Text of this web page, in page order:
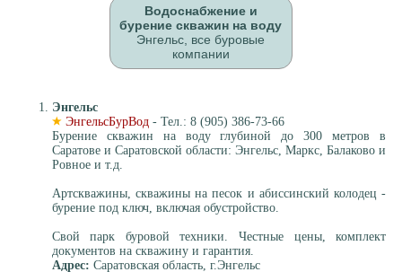
Водоснабжение и
бурение скважин на воду
Энгельс, все буровые
компании
Энгельс
ЭнгельсБурВод- Тел.: 8 (905) 386-73-66
Бурение скважин на воду глубиной до 300 метров в
Саратове и Саратовской области: Энгельс, Маркс, Балаково и
Ровное и т.д.
Артскважины, скважины на песок и абиссинский колодец -
бурение под ключ, включая обустройство.
Свой парк буровой техники. Честные цены, комплект
документов на скважину и гарантия.
Адрес: Саратовская область, г.Энгельс